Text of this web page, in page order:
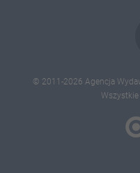
© 2011-2026 Agencja
Wszystkie